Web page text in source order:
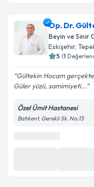
Op. Dr.
Beyin ve Sinir
Eskişehir,
5 (1
Gültekin Hocam
Güler yüzü, samimiyeti...
Özel Ümit Hastanesi
Batıkent, Gerekli Sk. No:13